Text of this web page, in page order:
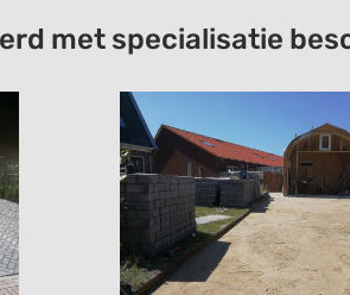
met specialisatie